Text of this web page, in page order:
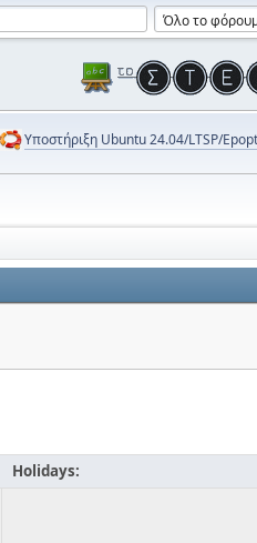
Υποστήριξη Ubuntu 24.04/LTSP/
Holidays: